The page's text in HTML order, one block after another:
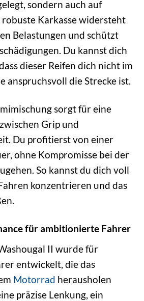
sondern auch auf
Karkasse widersteht
Belastungen und schützt
Du kannst dich
dieser Reifen dich nicht im
anspruchsvoll die Strecke ist.
sorgt für eine
Grip und
Du profitierst von einer
ohne Kompromisse bei der
So kannst du dich voll
konzentrieren und das
für ambitionierte Fahrer
II wurde für
entwickelt, die das
Motorrad herausholen
präzise Lenkung, ein